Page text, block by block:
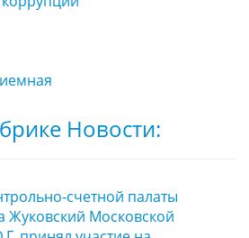
Новости:
счетной палаты
Жуковский Московской